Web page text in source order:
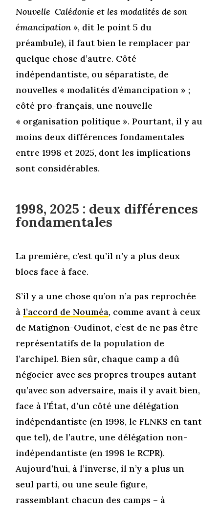
Nouvelle-Calédonie et les modalités de son
émancipation », dit le point 5 du
préambule), il faut bien le remplacer par
quelque chose d’autre. Côté
indépendantiste, ou séparatiste, de
nouvelles « modalités d’émancipation » ;
côté pro-français, une nouvelle
« organisation politique ». Pourtant, il y au
moins deux différences fondamentales
entre 1998 et 2025, dont les implications
sont considérables.
1998, 2025 : deux différences
fondamentales
La première, c’est qu’il n’y a plus deux
blocs face à face.
S’il y a une chose qu’on n’a pas reprochée
àl’accord de Nouméa, comme avant à ceux
de Matignon-Oudinot, c’est de ne pas être
représentatifs de la population de
l’archipel. Bien sûr, chaque camp a dû
négocier avec ses propres troupes autant
qu’avec son adversaire, mais il y avait bien,
face à l’État, d’un côté une délégation
indépendantiste (en 1998, le FLNKS en tant
que tel), de l’autre, une délégation non-
indépendantiste (en 1998 le RCPR).
Aujourd’hui, à l’inverse, il n’y a plus un
seul parti, ou une seule figure,
rassemblant chacun des camps – à